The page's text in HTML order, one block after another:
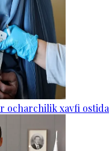
ocharchilik xavfi ostida